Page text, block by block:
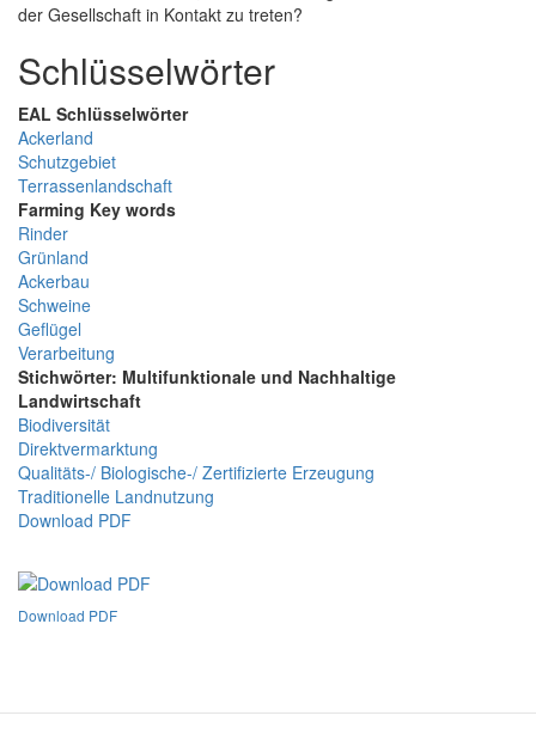
der Gesellschaft in Kontakt zu treten?
Schlüsselwörter
EAL Schlüsselwörter
Ackerland
Schutzgebiet
Terrassenlandschaft
Farming Key words
Rinder
Grünland
Ackerbau
Schweine
Geflügel
Verarbeitung
Stichwörter: Multifunktionale und Nachhaltige
Landwirtschaft
Biodiversität
Direktvermarktung
Qualitäts-/ Biologische-/ Zertifizierte Erzeugung
Traditionelle Landnutzung
Download PDF
Download PDF